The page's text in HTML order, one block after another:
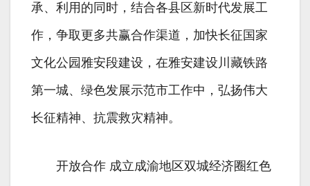
承、利用的同时，结合各县区新时代发展工
作，争取更多共赢合作渠道，加快长征国家
文化公园雅安段建设，在雅安建设川藏铁路
第一城、绿色发展示范市工作中，弘扬伟大
长征精神、抗震救灾精神。
开放合作 成立成渝地区双城经济圈红色